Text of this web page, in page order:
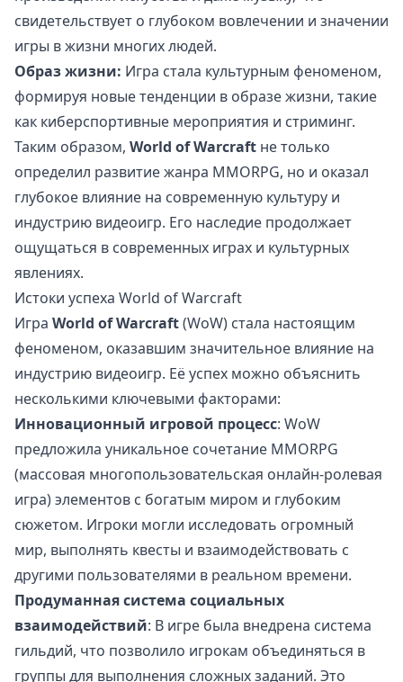
свидетельствует о глубоком вовлечении и значении
игры в жизни многих людей.
Образ жизни: Игра стала культурным феноменом,
формируя новые тенденции в образе жизни, такие
как киберспортивные мероприятия и стриминг.
Таким образом, World of Warcraft не только
определил развитие жанра MMORPG, но и оказал
глубокое влияние на современную культуру и
индустрию видеоигр. Его наследие продолжает
ощущаться в современных играх и культурных
явлениях.
Истоки успеха World of Warcraft
Игра World of Warcraft(WoW) стала настоящим
феноменом, оказавшим значительное влияние на
индустрию видеоигр. Её успех можно объяснить
несколькими ключевыми факторами:
Инновационный игровой процесс: WoW
предложила уникальное сочетание MMORPG
(массовая многопользовательская онлайн-ролевая
игра) элементов с богатым миром и глубоким
сюжетом. Игроки могли исследовать огромный
мир, выполнять квесты и взаимодействовать с
другими пользователями в реальном времени.
Продуманная система социальных
взаимодействий: В игре была внедрена система
гильдий, что позволило игрокам объединяться в
группы для выполнения сложных заданий. Это